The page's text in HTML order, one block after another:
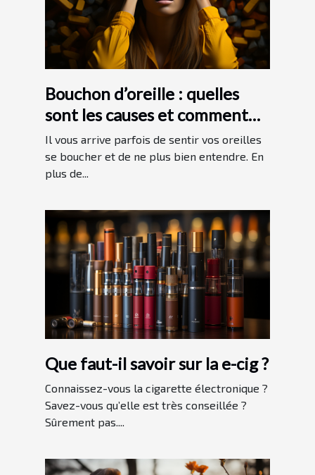
Bouchon d’oreille : quelles
sont les causes et comment
s’y prendre ?
Il vous arrive parfois de sentir vos oreilles
se boucher et de ne plus bien entendre. En
plus de...
Que faut-il savoir sur la e-cig ?
Connaissez-vous la cigarette électronique ?
Savez-vous qu’elle est très conseillée ?
Sûrement pas....